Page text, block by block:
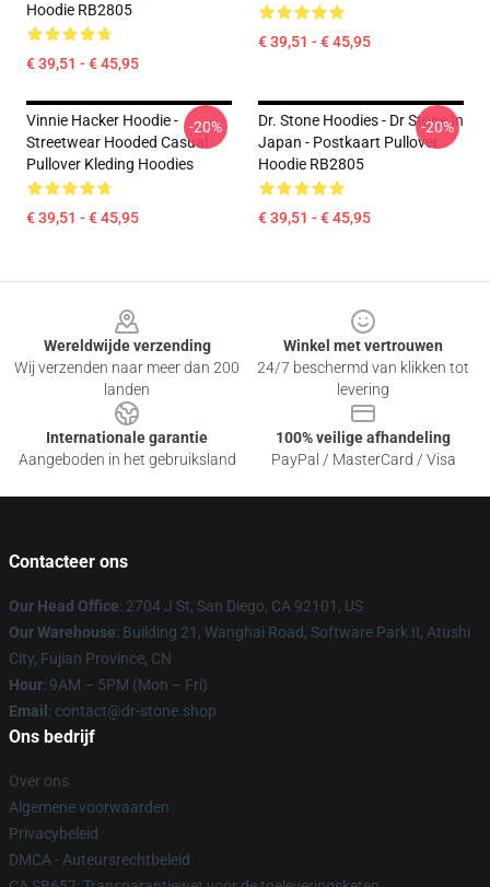
Hoodie RB2805
€ 39,51 - € 45,95
€ 39,51 - € 45,95
Vinnie Hacker Hoodie -
Streetwear Hooded Casual
Pullover Kleding Hoodies
€ 39,51 - € 45,95
-20%
Dr. Stone Hoodies - Dr Stone In
Japan - Postkaart Pullover
Hoodie RB2805
€ 39,51 - € 45,95
-20%
Wereldwijde verzending
Wij verzenden naar meer dan 200
landen
Winkel met vertrouwen
24/7 beschermd van klikken tot
levering
Internationale garantie
Aangeboden in het gebruiksland
100% veilige afhandeling
PayPal / MasterCard / Visa
Contacteer ons
Our Head Office: 2704 J St, San Diego, CA 92101, US
Our Warehouse: Building 21, Wanghai Road, Software Park II, Atushi
City, Fujian Province, CN
Hour: 9AM – 5PM (Mon – Fri)
Email : contact@dr-stone.shop
Ons bedrijf
Over ons
Algemene voorwaarden
Privacybeleid
DMCA - Auteursrechtbeleid